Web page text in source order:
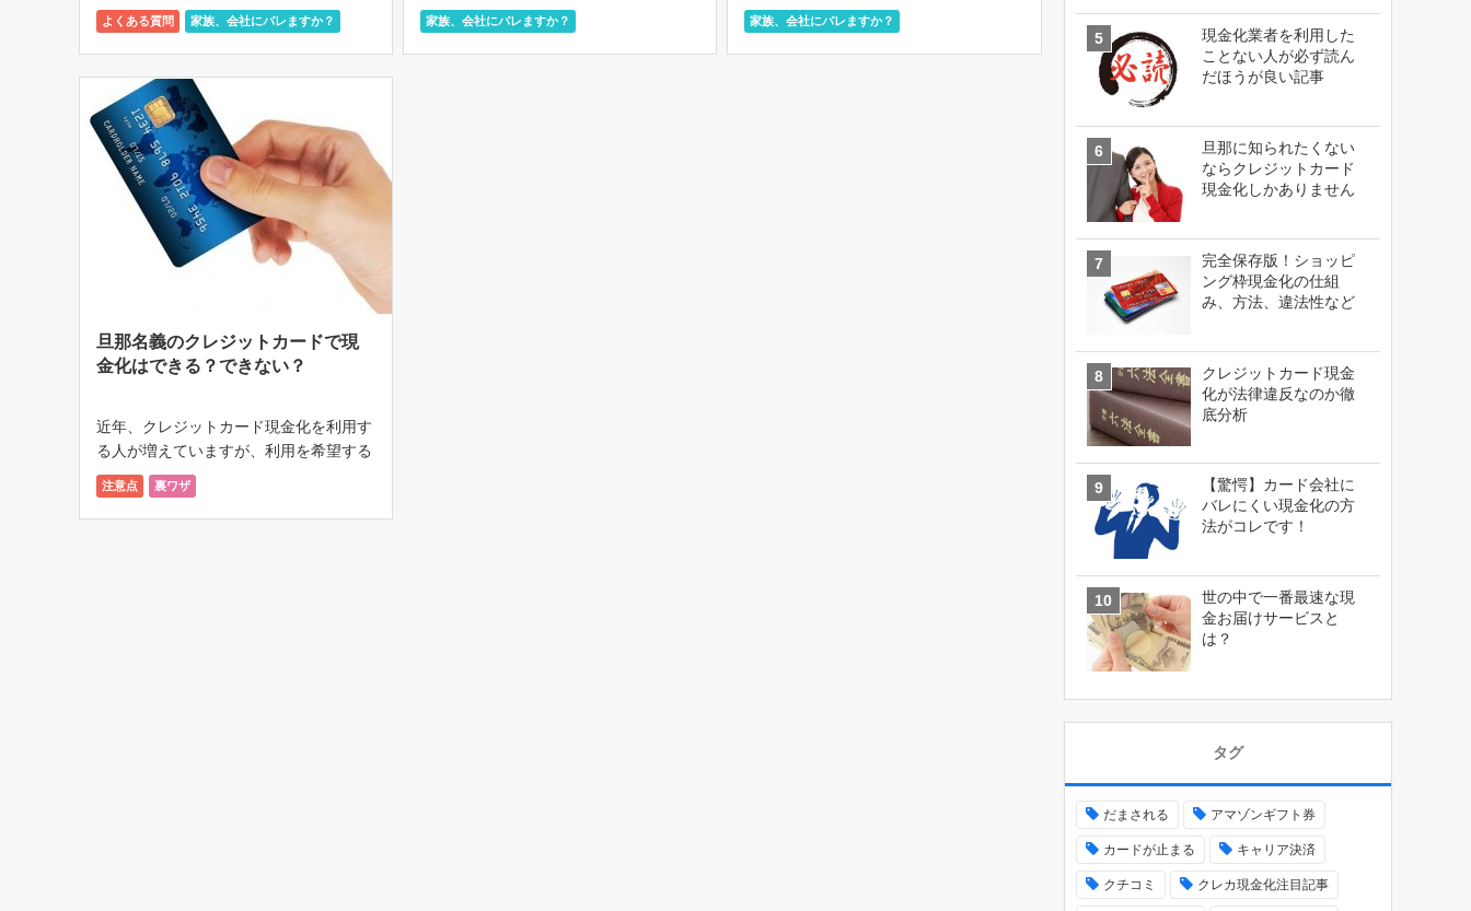
要です。 では、本人名義のカードは持
っておらず、家族カードを持っている場
合、家族カードを現金化で使うことはで
きるのでしょうか。 多くの人が使える
クレ […]
よくある質問 家族、会社にバレますか？
化したいと考えることがあります。 し
かし、それにはたくさんの困難が伴いま
す。では、どのようなことが困難なので
家族、会社にバレますか？
といって本当になにか緊急なことでもな
いのに、キャッシングまでやるのは怖い
です。 そんな時に助けてくれるのがク
家族、会社にバレますか？
旦那名義のクレジットカードで現
金化はできる？できない？
近年、クレジットカード現金化を利用す
る人が増えていますが、利用を希望する
人の属性は様々です。 中には、自分名
義のクレジットカードを持っていない専
業主婦が、現金化を利用したいと思うこ
注意点 裏ワザ
現金化業者を利用した
ことない人が必ず読ん
だほうが良い記事
旦那に知られたくない
ならクレジットカード
現金化しかありません
完全保存版！ショッピ
ング枠現金化の仕組
み、方法、違法性など
クレジットカード現金
化が法律違反なのか徹
底分析
【驚愕】カード会社に
バレにくい現金化の方
法がコレです！
世の中で一番最速な現
金お届けサービスと
は？
タグ
だまされる アマゾンギフト券
カードが止まる キャリア決済
クチコミ クレカ現金化注目記事